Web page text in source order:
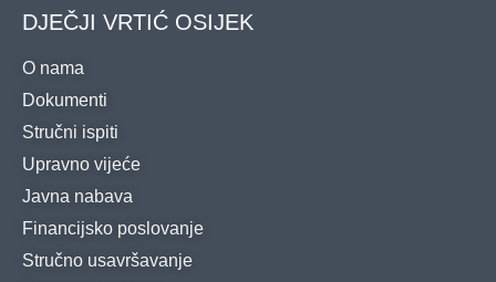
DJEČJI VRTIĆ OSIJEK
O nama
Dokumenti
Stručni ispiti
Upravno vijeće
Javna nabava
Financijsko poslovanje
Stručno usavršavanje